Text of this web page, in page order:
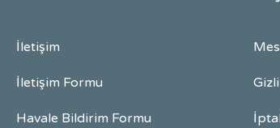
İletişim
İletişim Formu
Havale Bildirim Formu